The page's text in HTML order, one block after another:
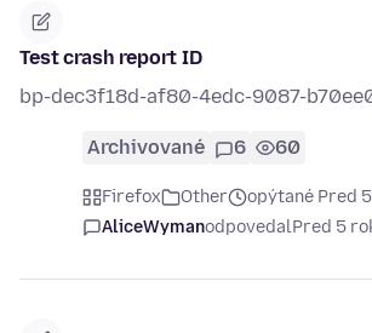
Test crash report ID
bp-dec3f18d-af80-4edc-9087-
Archivované 6 60
Firefox Other
opýtané Pred
AliceWymanodpovedalPred 5